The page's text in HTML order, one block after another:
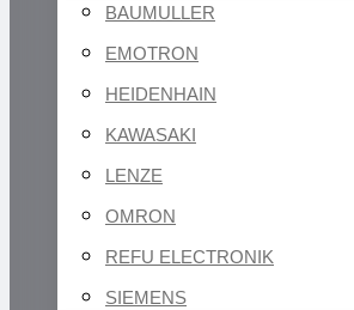
BAUMULLER
EMOTRON
HEIDENHAIN
KAWASAKI
LENZE
OMRON
REFU ELECTRONIK
SIEMENS